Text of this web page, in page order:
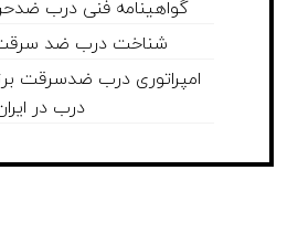
گواهینامه فنی درب ضدحریق 240
شناخت درب ضد
امپراتوری درب ضدسرقت
درب در